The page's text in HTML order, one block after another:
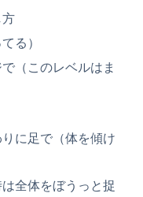
方
る）
（このレベルはま
に足で（体を傾け
全体をぼうっと捉